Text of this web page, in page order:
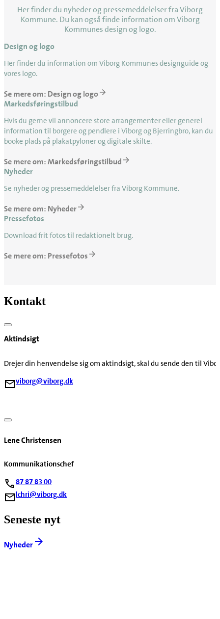
Her finder du nyheder og pressemeddelelser fra Viborg
Kommune. Du kan også finde information om Viborg
Kommunes design og logo.
Design og logo
Her finder du information om Viborg Kommunes designguide og
vores logo.
Se mere om: Design og logo
Markedsføringstilbud
Hvis du gerne vil annoncere store arrangementer eller generel
information til borgere og pendlere i Viborg og Bjerringbro, kan du
booke plads på plakatpyloner og digitale skilte.
Se mere om: Markedsføringstilbud
Nyheder
Se nyheder og pressemeddelelser fra Viborg Kommune.
Se mere om: Nyheder
Pressefotos
Download frit fotos til redaktionelt brug.
Se mere om: Pressefotos
Kontakt
Aktindsigt
Drejer din henvendelse sig om aktindsigt, skal du sende den til
viborg@viborg.dk
Lene Christensen
Kommunikationschef
87 87 83 00
lchri@viborg.dk
Seneste nyt
Nyheder